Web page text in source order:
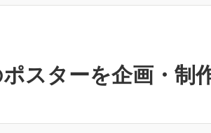
スターを企画・制